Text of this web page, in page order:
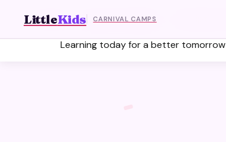
Little Kids
Learning today for a better tomorrow
Accueil Cours et horaires
LittleKids CARNIVAL CAMPS